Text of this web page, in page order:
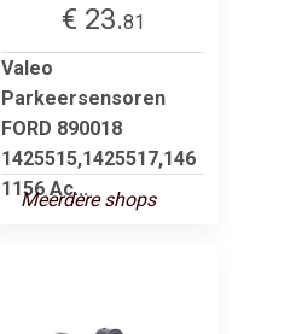
€ 23.81
Valeo
Parkeersensoren
FORD 890018
1425515,1425517,146
1156 Ac...
Meerdere shops